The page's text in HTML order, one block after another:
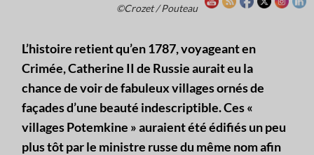
©Crozet / Pouteau
L’histoire retient qu’en 1787, voyageant en
Crimée, Catherine II de Russie aurait eu la
chance de voir de fabuleux villages ornés de
façades d’une beauté indescriptible. Ces «
villages Potemkine » auraient été édifiés un peu
plus tôt par le ministre russe du même nom afin